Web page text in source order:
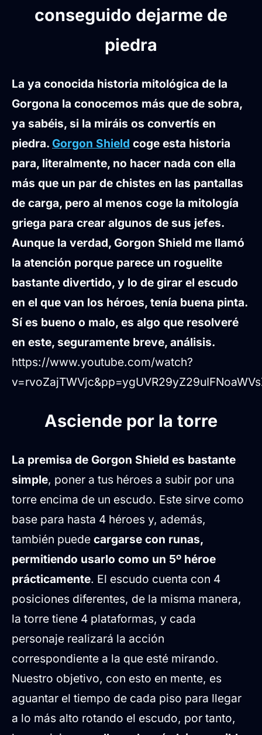
conseguido dejarme de
piedra
La ya conocida historia mitológica de la
Gorgona la conocemos más que de sobra,
ya sabéis, si la miráis os convertís en
piedra. Gorgon Shield coge esta historia
para, literalmente, no hacer nada con ella
más que un par de chistes en las pantallas
de carga, pero al menos coge la mitología
griega para crear algunos de sus jefes.
Aunque la verdad, Gorgon Shield me llamó
la atención porque parece un roguelite
bastante divertido, y lo de girar el escudo
en el que van los héroes, tenía buena pinta.
Sí es bueno o malo, es algo que resolveré
en este, seguramente breve, análisis.
https://www.youtube.com/watch?
Asciende por la torre
La premisa de Gorgon Shield es bastante
simple, poner a tus héroes a subir por una
torre encima de un escudo. Este sirve como
base para hasta 4 héroes y, además,
también puede cargarse con runas,
permitiendo usarlo como un 5º héroe
prácticamente. El escudo cuenta con 4
posiciones diferentes, de la misma manera,
la torre tiene 4 plataformas, y cada
personaje realizará la acción
correspondiente a la que esté mirando.
Nuestro objetivo, con esto en mente, es
aguantar el tiempo de cada piso para llegar
a lo más alto rotando el escudo, por tanto,